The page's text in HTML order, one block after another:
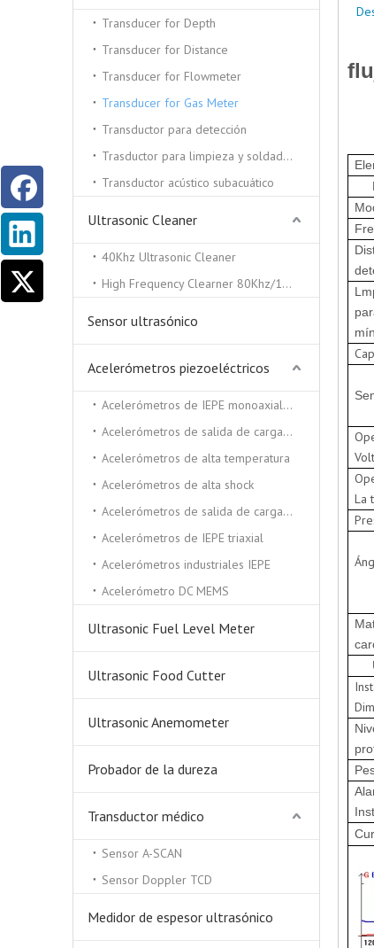
Transducer for Depth
Transducer for Distance
Transducer for Flowmeter
Transducer for Gas Meter
Transductor para detección
Trasductor para limpieza y soldadura por ultrasonidos.
Transductor acústico subacuático
Ultrasonic Cleaner
40Khz Ultrasonic Cleaner
High Frequency Clearner 80Khz/100Khz/130/Khz
Sensor ultrasónico
Acelerómetros piezoeléctricos
Acelerómetros de IEPE monoaxiales
Acelerómetros de salida de carga triaxial
Acelerómetros de alta temperatura
Acelerómetros de alta shock
Acelerómetros de salida de carga monocial
Acelerómetros de IEPE triaxial
Acelerómetros industriales IEPE
Acelerómetro DC MEMS
Ultrasonic Fuel Level Meter
Ultrasonic Food Cutter
Ultrasonic Anemometer
Probador de la dureza
Transductor médico
Sensor A-SCAN
Sensor Doppler TCD
Medidor de espesor ultrasónico
F
La